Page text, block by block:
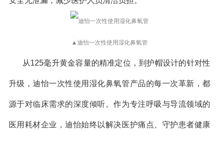
▲迪怡一次性使用湿化鼻氧管
从125毫升黄金容量的精准定位，到护帽设计的针对性
升级，迪怡一次性使用湿化鼻氧管产品的每一次革新，都
源于对临床需求的深度倾听。作为专注呼吸与导流领域的
医用耗材企业，迪怡始终以解决医护痛点、守护患者健康